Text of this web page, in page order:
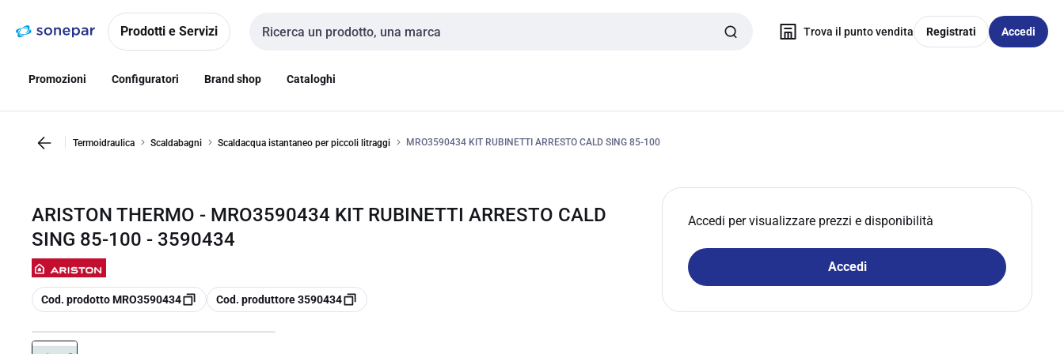
navigazionealla
Prodotti e Servizi
Cerca input
Trova il punto vendita Registrati Accedi
Promozioni Configuratori Brand shop Cataloghi
Termoidraulica Scaldabagni Scaldacqua istantaneo per piccoli litraggi MRO3590434 KIT RUBINETTI ARRESTO CALD SING 85-100
ARISTON THERMO - MRO3590434 KIT RUBINETTI ARRESTO CALD
SING 85-100 - 3590434
copia
Cod. prodotto MRO3590434 copia
Cod. produttore 3590434
Accedi per visualizzare prezzi e disponibilità
Accedi